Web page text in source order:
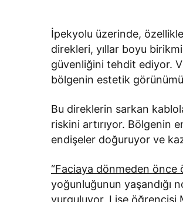
İpekyolu üzerinde,
direkleri, yıllar boyu
güvenliğini tehdit ediyor.
bölgenin estetik
Bu direklerin sarkan
riskini artırıyor. Bölgenin
endişeler doğuruyor ve
“Faciaya dönmeden önce
yoğunluğunun yaşandığı
vurguluyor. Lise öğrencisi